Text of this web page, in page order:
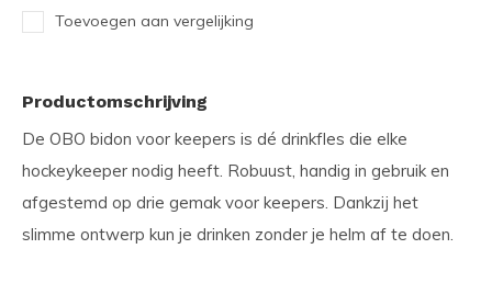
Toevoegen aan vergelijking
Productomschrijving
De OBO bidon voor keepers is dé drinkfles die elke
hockeykeeper nodig heeft. Robuust, handig in gebruik en
afgestemd op drie gemak voor keepers. Dankzij het
slimme ontwerp kun je drinken zonder je helm af te doen.